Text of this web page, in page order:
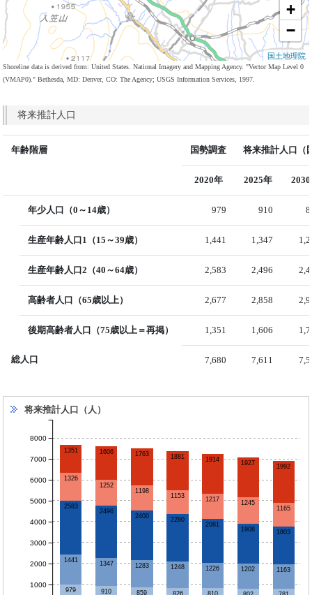
+
−
国土地理院
Shoreline data is derived from: United States. National Imagery and Mapping Agency. "Vector Map Level 0
(VMAP0)." Bethesda, MD: Denver, CO: The Agency; USGS Information Services, 1997.
将来推計人口
年齢階層 国勢調査 将来推計人口（
2020年 2025年
年少人口（0～14歳） 979 910
生産年齢人口1（15～39歳） 1,441 1,347
生産年齢人口2（40～64歳） 2,583 2,496
高齢者人口（65歳以上） 2,677 2,858
後期高齢者人口（75歳以上＝再掲） 1,351 1,606
総人口 7,680 7,611
将来推計人口（人）
979 910 859
1441 1347 1283 1248 1226 1202 1163
2583
2496
2400
2280
2081
1908 1803
1326
1252
1198
1153
1217
1245
1165
1351 1606 1763 1881 1914 1927
1992
1000
2000
3000
4000
5000
6000
7000
8000